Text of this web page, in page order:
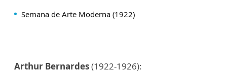
Semana de Arte Moderna (1922)
Arthur Bernardes(1922-1926):